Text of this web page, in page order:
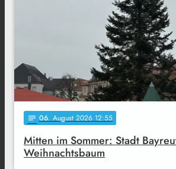
notes 06. August 2026 12:55
Mitten im Sommer: Stadt
Weihnachtsbaum